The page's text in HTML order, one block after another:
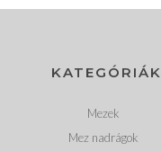
KATEGÓRIÁK
Mezek
Mez nadrágok